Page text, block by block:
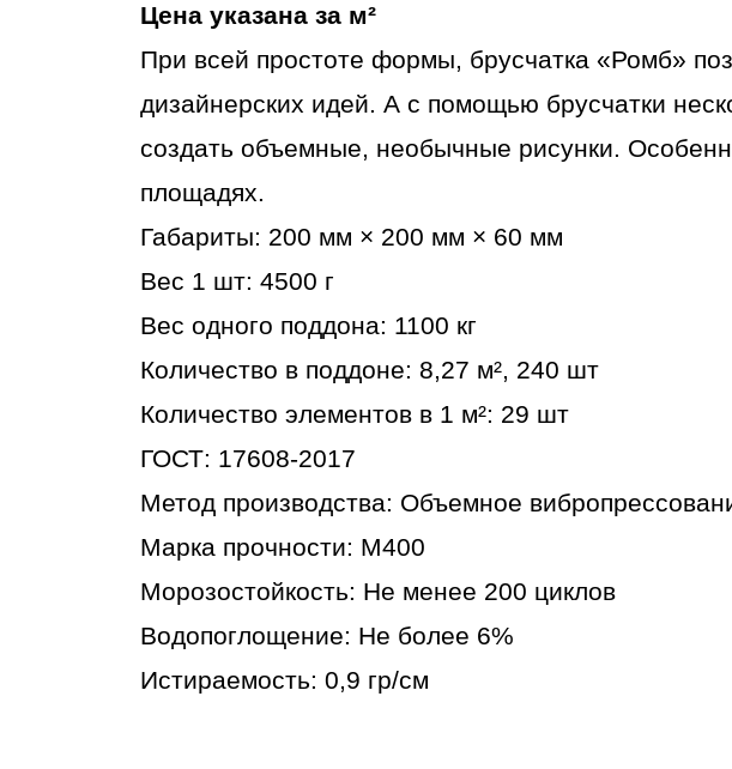
Цена указана за м²
При всей простоте формы, брусчатка «Ромб»
дизайнерских идей. А с помощью брусчатки
создать объемные, необычные рисунки.
площадях.
Габариты: 200 мм × 200 мм × 60 мм
Вес 1 шт: 4500 г
Вес одного поддона: 1100 кг
Количество в поддоне: 8,27 м², 240 шт
Количество элементов в 1 м²: 29 шт
ГОСТ: 17608-2017
Метод производства: Объемное
Марка прочности: М400
Морозостойкость: Не менее 200 циклов
Водопоглощение: Не более 6%
Истираемость: 0,9 гр/см